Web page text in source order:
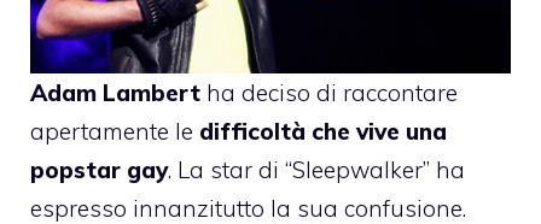
Adam Lambert ha deciso di raccontare
apertamente le difficoltà che vive una
popstar gay. La star di “Sleepwalker” ha
espresso innanzitutto la sua confusione.